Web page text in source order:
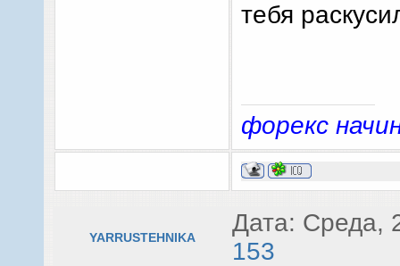
тебя
форекс
YARRUSTEHNIKA
Дата: Среда,
153